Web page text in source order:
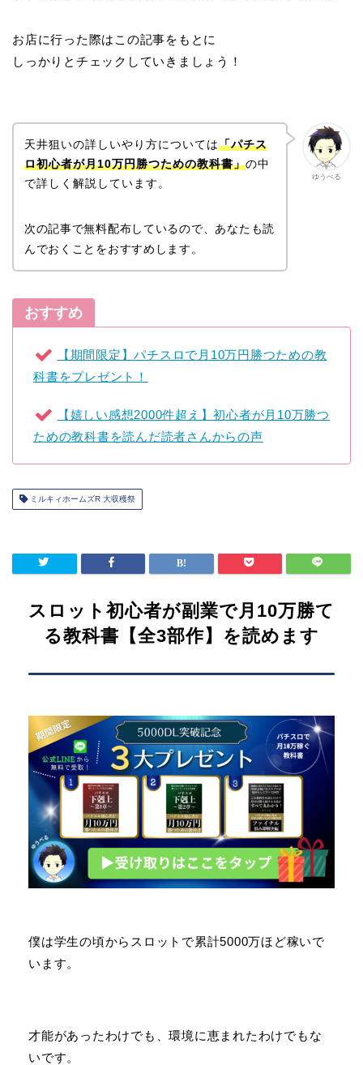
お店に行った際はこの記事をもとに
しっかりとチェックしていきましょう！
ゆうべる
天井狙いの詳しいやり方については「パチス
ロ初心者が月10万円勝つための教科書」の中
で詳しく解説しています。
次の記事で無料配布しているので、あなたも読
んでおくことをおすすめします。
おすすめ
【期間限定】パチスロで月10万円勝つための教
科書をプレゼント！
【嬉しい感想2000件超え】初心者が月10万勝つ
ための教科書を読んだ読者さんからの声
ミルキィホームズR 大収穫祭
スロット初心者が副業で月10万勝て
る教科書【全3部作】を読めます
僕は学生の頃からスロットで累計5000万ほど稼いで
います。
才能があったわけでも、環境に恵まれたわけでもな
いです。